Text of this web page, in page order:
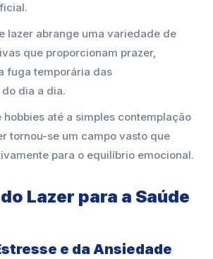
lazer abrange uma variedade de
que proporcionam prazer,
fuga temporária das
dia a dia.
hobbies até a simples contemplação
tornou-se um campo vasto que
para o equilíbrio emocional.
Lazer para a Saúde
e da Ansiedade